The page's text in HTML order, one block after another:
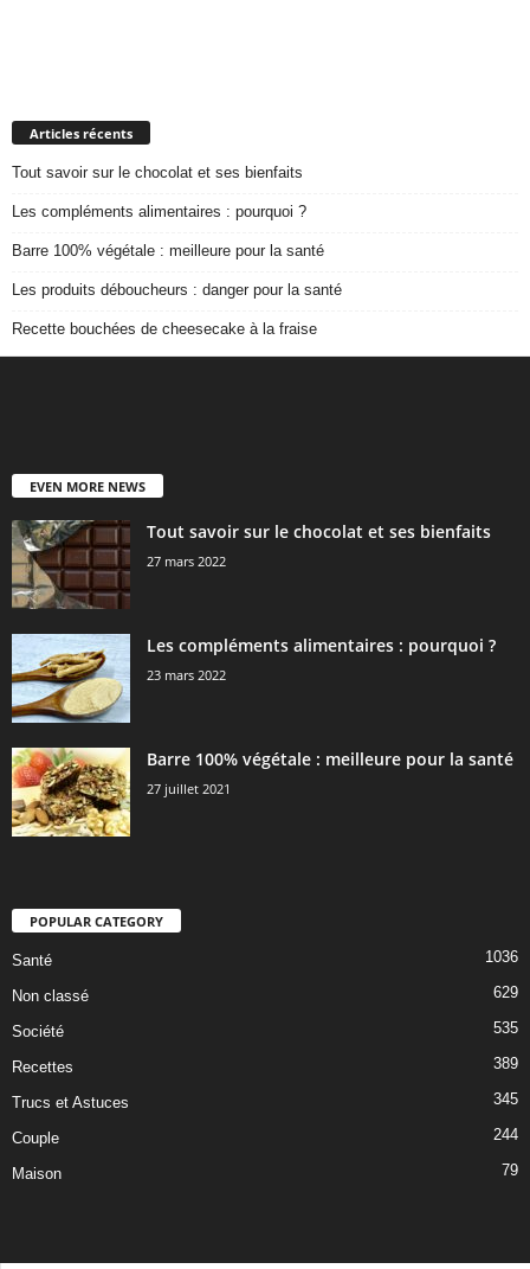
Articles récents
Tout savoir sur le chocolat et ses bienfaits
Les compléments alimentaires : pourquoi ?
Barre 100% végétale : meilleure pour la santé
Les produits déboucheurs : danger pour la santé
Recette bouchées de cheesecake à la fraise
EVEN MORE NEWS
Tout savoir sur le chocolat et ses bienfaits
27 mars 2022
Les compléments alimentaires : pourquoi ?
23 mars 2022
Barre 100% végétale : meilleure pour la santé
27 juillet 2021
POPULAR CATEGORY
Santé 1036
Non classé 629
Société 535
Recettes 389
Trucs et Astuces 345
Couple 244
Maison 79